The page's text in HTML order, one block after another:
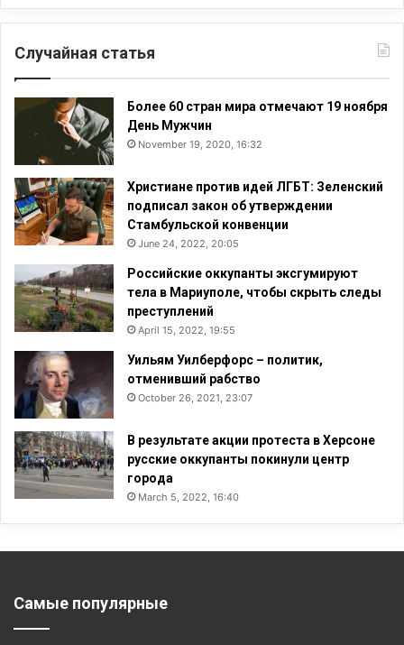
Случайная статья
Более 60 стран мира отмечают 19 ноября
День Мужчин
November 19, 2020, 16:32
Христиане против идей ЛГБТ: Зеленский
подписал закон об утверждении
Стамбульской конвенции
June 24, 2022, 20:05
Российские оккупанты эксгумируют
тела в Мариуполе, чтобы скрыть следы
преступлений
April 15, 2022, 19:55
Уильям Уилберфорс – политик,
отменивший рабство
October 26, 2021, 23:07
В результате акции протеста в Херсоне
русские оккупанты покинули центр
города
March 5, 2022, 16:40
Самые популярные